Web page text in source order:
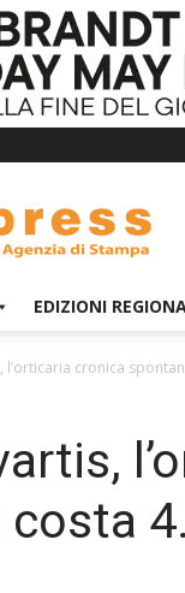
EDIZIONI
l’orticaria cronica